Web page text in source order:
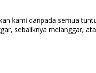
kami daripada semua
sebaliknya melanggar,